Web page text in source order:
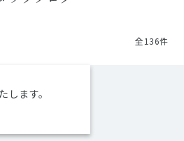
全136件
します。